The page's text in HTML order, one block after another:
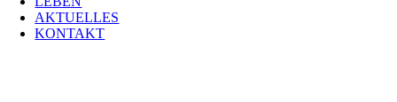
AKTUELLES
KONTAKT